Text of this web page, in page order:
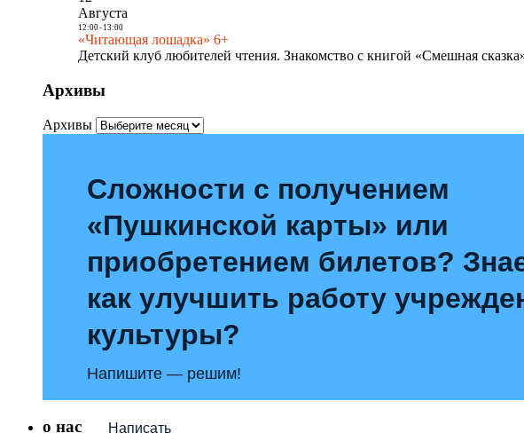
Августа
12:00- 13:00
«Читающая лошадка» 6+
Детский клуб любителей чтения. Знакомство с книгой «Смешная
Архивы
Архивы
Сложности с получением
«Пушкинской карты» или
приобретением билетов?
как улучшить работу
культуры?
Напишите — решим!
Написать
о нас